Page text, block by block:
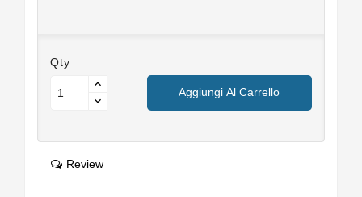
Qty
Aggiungi Al Carrello
Review